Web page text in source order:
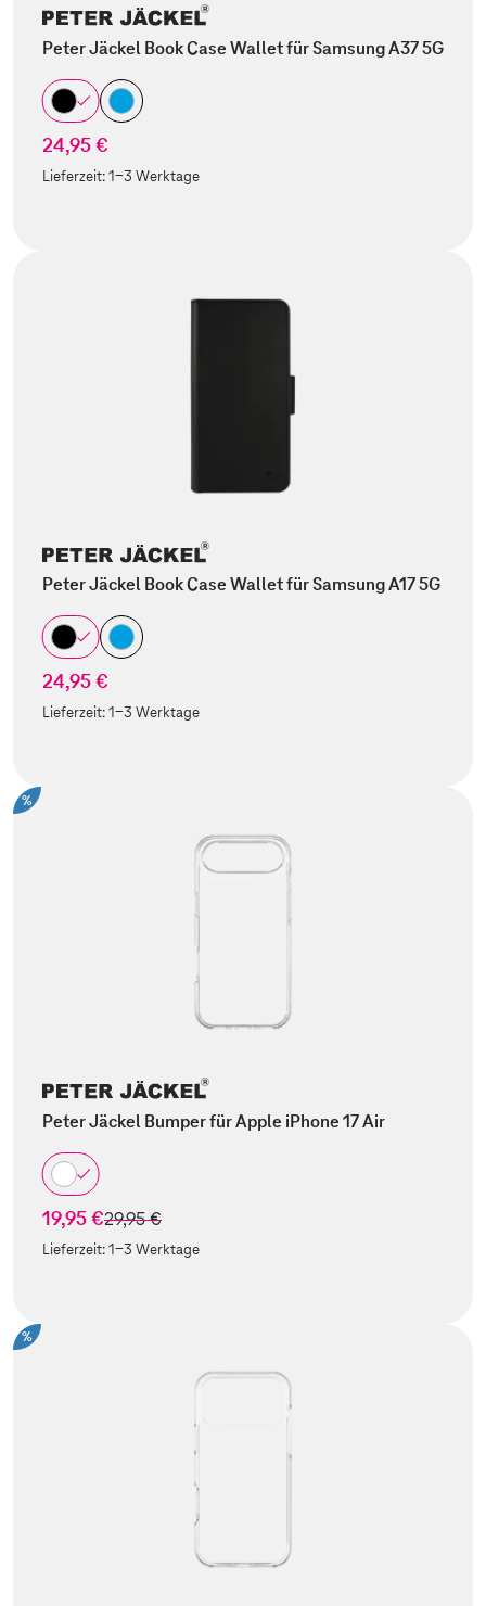
Peter Jäckel Book Case Wallet für Samsung A37 5G
24,95 €
Lieferzeit:1-3 Werktage
Peter Jäckel Book Case Wallet für Samsung A17 5G
24,95 €
Lieferzeit:1-3 Werktage
%
Peter Jäckel Bumper für Apple iPhone 17 Air
19,95 €statt
29,95 €
Lieferzeit:1-3 Werktage
%